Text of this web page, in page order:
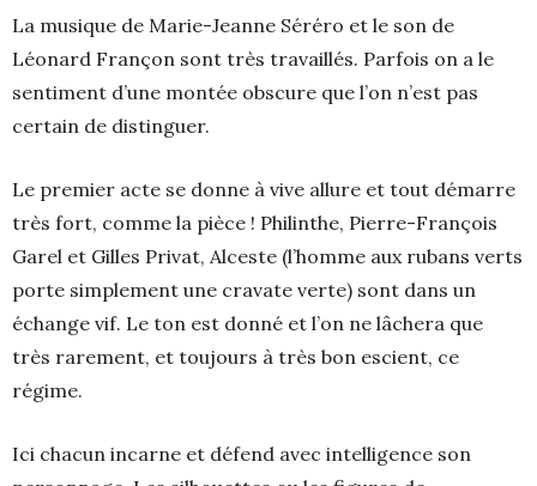
La musique de Marie-Jeanne Séréro et le son de
Léonard Françon sont très travaillés. Parfois on a le
sentiment d’une montée obscure que l’on n’est pas
certain de distinguer.
Le premier acte se donne à vive allure et tout démarre
très fort, comme la pièce ! Philinthe, Pierre-François
Garel et Gilles Privat, Alceste (l’homme aux rubans verts
porte simplement une cravate verte) sont dans un
échange vif. Le ton est donné et l’on ne lâchera que
très rarement, et toujours à très bon escient, ce
régime.
Ici chacun incarne et défend avec intelligence son